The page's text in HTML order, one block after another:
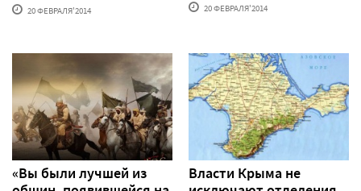
20 ФЕВРАЛЯ'2014 20 ФЕВРАЛЯ'2014
«Вы были лучшей из
Власти Крыма не